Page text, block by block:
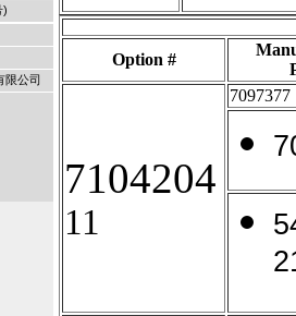
)
限公司
Option #
7104204
11
7097377